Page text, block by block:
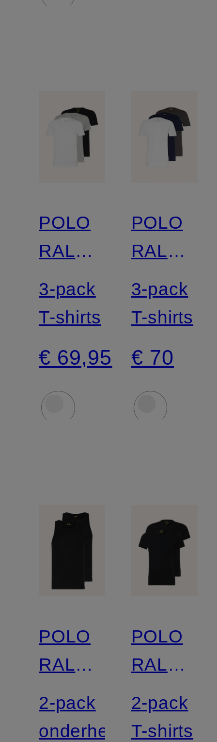
POLO
RALPH
LAUREN
3-pack
T-shirts
€ 69,95
POLO
RALPH
LAUREN
3-pack
T-shirts
€ 70
POLO
RALPH
LAUREN
2-pack
onderhemden
POLO
RALPH
LAUREN
2-pack
T-shirts